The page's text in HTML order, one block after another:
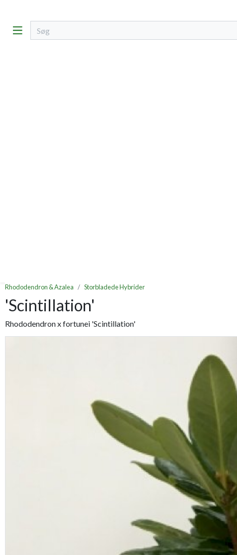
Rhododendron & Azalea Storbladede Hybrider
'Scintillation'
Rhododendron x fortunei 'Scintillation'